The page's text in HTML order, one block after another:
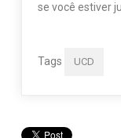
se você estiver
Tags UCD